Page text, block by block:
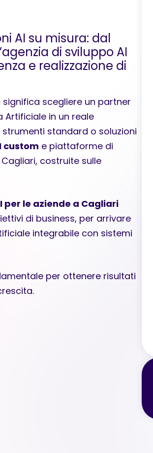
AI su misura: dal
di sviluppo AI
e realizzazione di
significa scegliere un partner
Artificiale in un reale
standard o soluzioni
custom e piattaforme di
costruite sulle
le aziende a Cagliari
di business, per arrivare
integrabile con sistemi
per ottenere risultati